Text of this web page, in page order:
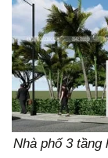
Nhà phố 3 tầng